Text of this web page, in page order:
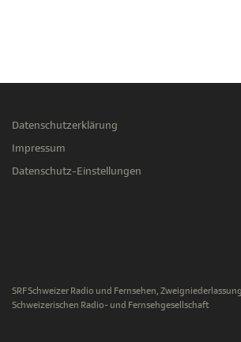
Datenschutzerklärung
Impressum
Datenschutz-Einstellungen
SRF Schweizer Radio und Fernsehen,
Schweizerischen Radio- und Fernsehgesellschaft